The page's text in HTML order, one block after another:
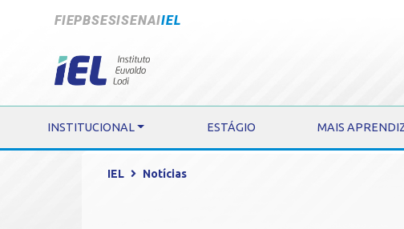
FIEPBSESISENAIIEL
INSTITUCIONAL ESTÁGIO MAIS
IEL Notícias